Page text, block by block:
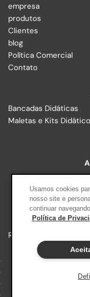
empresa
produtos
Clientes
blog
Política Comercial
Contato
Bancadas Didáticas
Maletas e Kits
+A
R. Ernesto Alves, 150
© COPYRIGHT
Usamos cookies
nosso site e
continuar
Política de